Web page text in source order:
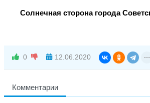
Солнечная сторона города
0 12.06.2020
Комментарии